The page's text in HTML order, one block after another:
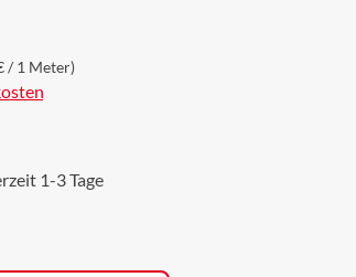
/ 1 Meter)
1-3 Tage